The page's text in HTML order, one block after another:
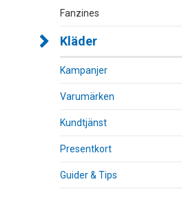
Fanzines
Kläder
Kampanjer
Varumärken
Kundtjänst
Presentkort
Guider & Tips